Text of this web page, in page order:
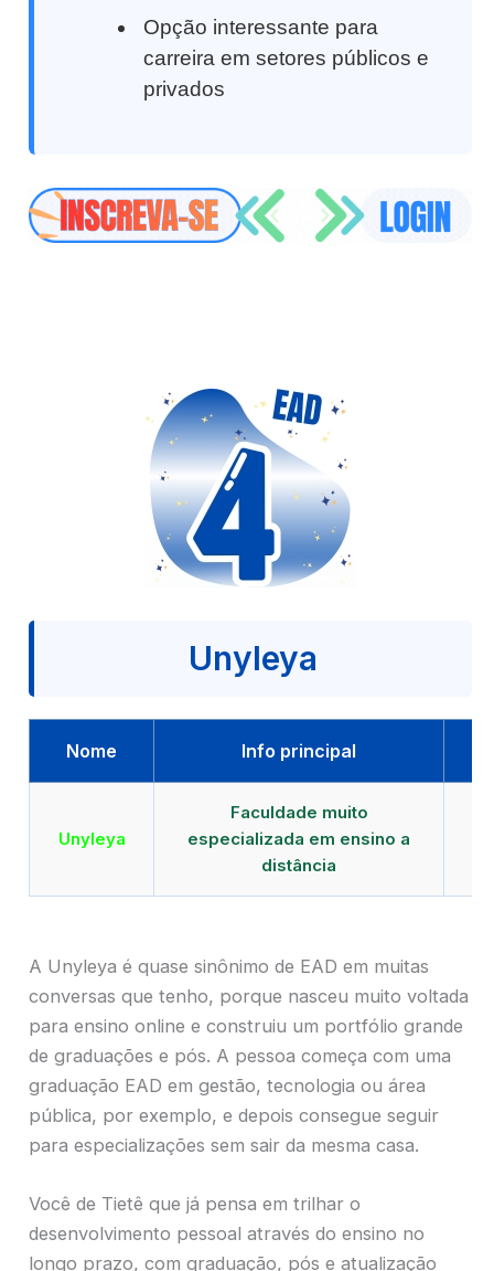
Opção interessante para
carreira em setores públicos e
privados
Unyleya
Nome Info principal
Unyleya
Faculdade muito
especializada em ensino a
distância
A Unyleya é quase sinônimo de EAD em muitas
conversas que tenho, porque nasceu muito voltada
para ensino online e construiu um portfólio grande
de graduações e pós. A pessoa começa com uma
graduação EAD em gestão, tecnologia ou área
pública, por exemplo, e depois consegue seguir
para especializações sem sair da mesma casa.
Você de Tietê que já pensa em trilhar o
desenvolvimento pessoal através do ensino no
longo prazo, com graduação, pós e atualização